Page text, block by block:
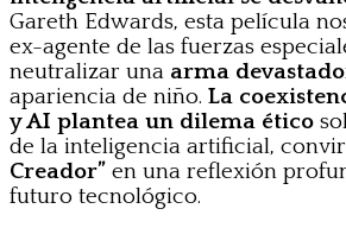
Gareth Edwards, esta película
ex-agente de las fuerzas
neutralizar una arma
apariencia de niño. La
y AI plantea un dilema ético
de la inteligencia artificial,
Creador” en una reflexión
futuro tecnológico.